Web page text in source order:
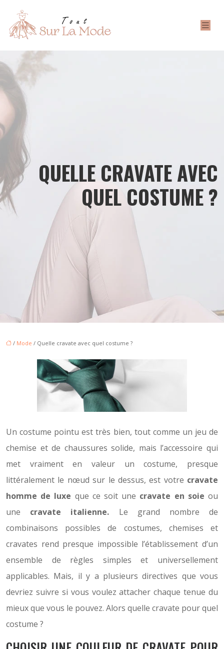
QUELLE CRAVATE AVEC
QUEL COSTUME ?
/ Mode / Quelle cravate avec quel costume ?
Un costume pointu est très bien, tout comme un jeu de
chemise et de chaussures solide, mais l’accessoire qui
met vraiment en valeur un costume, presque
littéralement le nœud sur le dessus, est votre cravate
homme de luxe que ce soit une cravate en soieou
une cravate italienne. Le grand nombre de
combinaisons possibles de costumes, chemises et
cravates rend presque impossible l’établissement d’un
ensemble de règles simples et universellement
applicables. Mais, il y a plusieurs directives que vous
devriez suivre si vous voulez attacher chaque tenue du
mieux que vous le pouvez. Alors quelle cravate pour quel
costume ?